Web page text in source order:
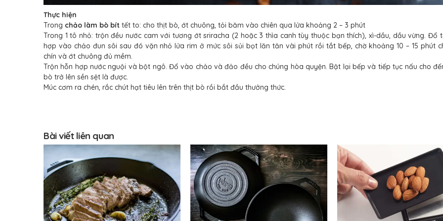
Thực hiện
Trong chảo làm bò bít tết to: cho thịt bò, ớt chuông, tỏi băm vào chiên qua lửa khoảng 2 – 3 phút
Trong 1 tô nhỏ: trộn đều nước cam với tương ớt sriracha (2 hoặc 3 thìa canh tùy thuộc bạn thích), xì-dầu, dầu vừng. Đổ
hợp vào chảo đun sôi sau đó vặn nhỏ lửa rim ở mức sôi sủi bọt lăn tăn vài phút rồi tắt bếp, chờ khoảng 10 – 15 phút
chín và ớt chuông đủ mềm.
Trộn hỗn hợp nước nguội và bột ngô. Đổ vào chảo và đảo đều cho chúng hòa quyện. Bật lại bếp và tiếp tục nấu cho
bò trở lên sền sệt là được.
Múc cơm ra chén, rắc chút hạt tiêu lên trên thịt bò rồi bắt đầu thưởng thức.
Bài viết liên quan